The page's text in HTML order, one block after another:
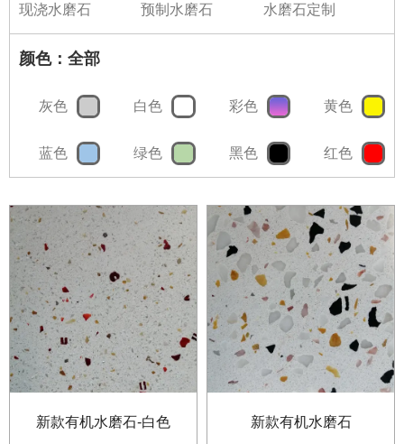
现浇水磨石 预制水磨石 水磨石定制
颜色：全部
灰色 白色 彩色 黄色
蓝色 绿色 黑色 红色
新款有机水磨石-白色 新款有机水磨石